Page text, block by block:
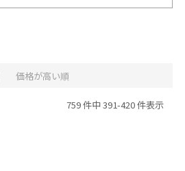
価格が高い順
759 件中 391-420 件表示